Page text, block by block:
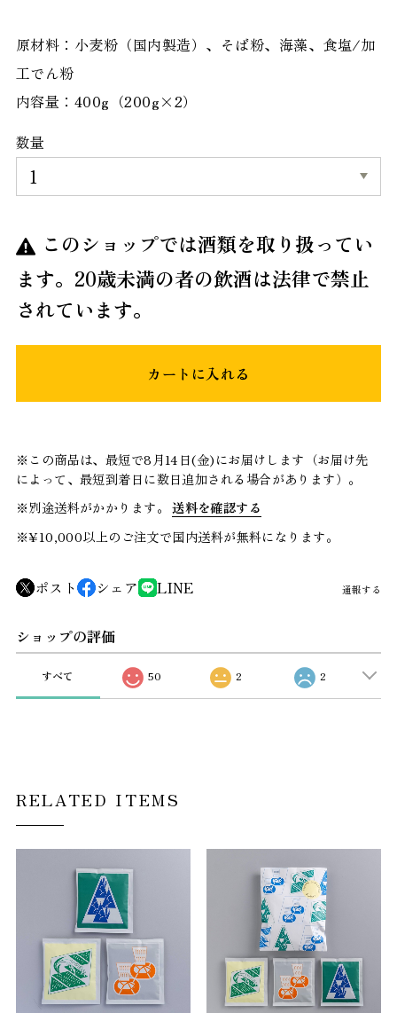
原材料：小麦粉（国内製造）、そば粉、海藻、食塩/加
工でん粉
内容量：400g（200g×2）
数量
このショップでは酒類を取り扱ってい
ます。20歳未満の者の飲酒は法律で禁止
されています。
カートに入れる
※この商品は、最短で8月14日(金)にお届けします（お届け先
によって、最短到着日に数日追加される場合があります）。
※別途送料がかかります。 送料を確認する
※¥10,000以上のご注文で国内送料が無料になります。
ポスト シェア LINE 通報する
ショップの評価
すべて 50 2 2
RELATED ITEMS